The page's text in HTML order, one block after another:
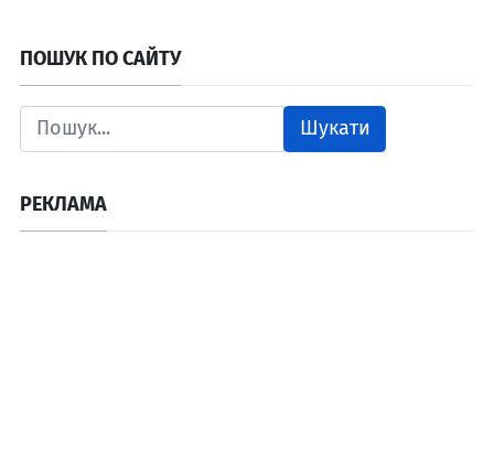
ПОШУК ПО САЙТУ
Шукати
РЕКЛАМА